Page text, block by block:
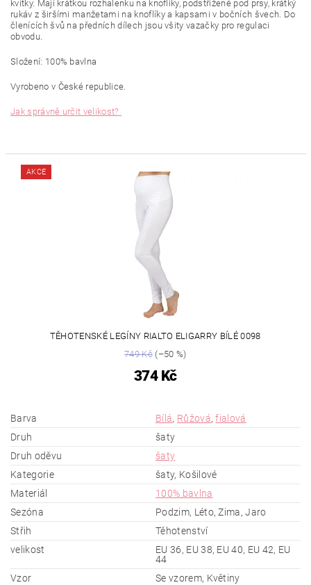
kvítky. Mají krátkou rozhalenku na knoflíky, podstřižené pod prsy, krátký
rukáv z širšími manžetami na knoflíky a kapsami v bočních švech. Do
členících švů na předních dílech jsou všity vazačky pro regulaci
obvodu.
Složení: 100% bavlna
Vyrobeno v České republice.
Jak správně určit velikost?
AKCE
TĚHOTENSKÉ LEGÍNY RIALTO ELIGARRY BÍLÉ 0098
749 Kč(–50 %)
374 Kč
Barva Bílá, Růžová,fialová
Druh
šaty
Druh oděvu
šaty
Kategorie
šaty, Košilové
Materiál
100% bavlna
Sezóna
Podzim, Léto, Zima, Jaro
Střih
Těhotenství
velikost
EU 36, EU 38, EU 40, EU 42, EU
44
Vzor
Se vzorem, Květiny